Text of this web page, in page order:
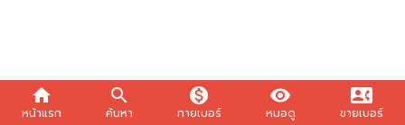
home
หน้าแรก
search
ค้นหา
monetization_on
ทายเบอร์
visibility
หมอดู
contact_phone
ขายเบอร์